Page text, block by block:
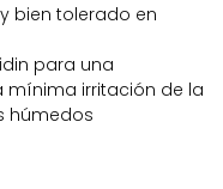
bien tolerado en
para una
irritación de la
húmedos